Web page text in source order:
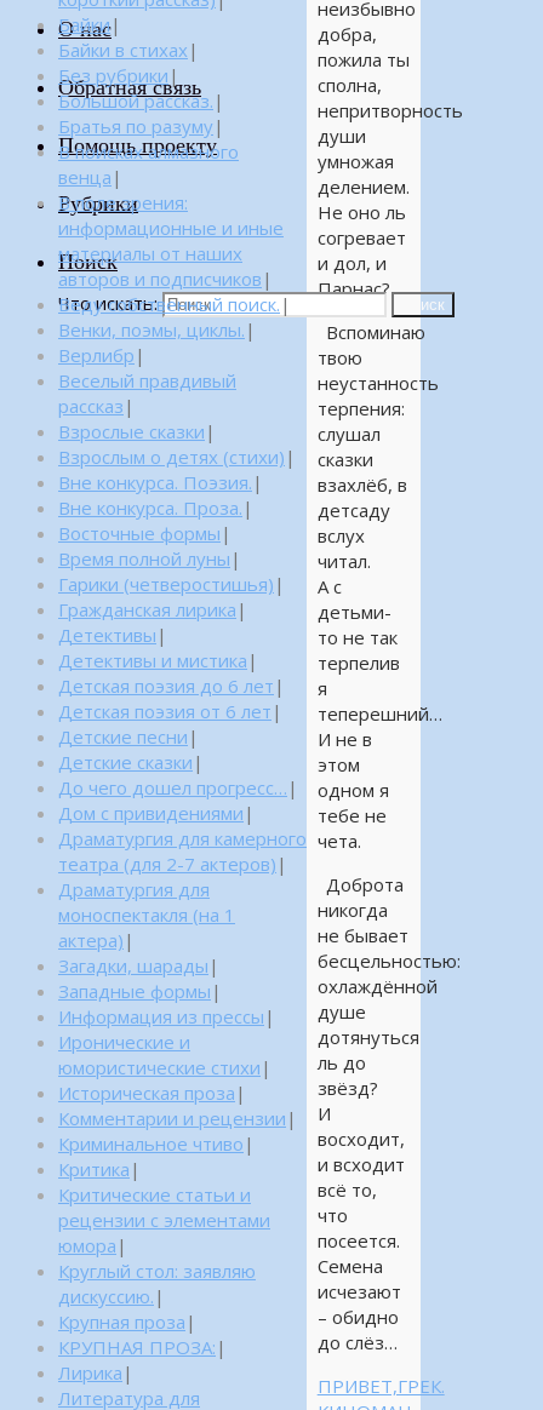
О нас
Обратная связь
Помощь проекту
Рубрики
Поиск
Что искать: Поиск
неизбывно
добра,
пожила ты
сполна,
непритворность
души
умножая
делением.
Не оно ль
согревает
и дол, и
Парнас?
Вспоминаю
твою
неустанность
терпения:
слушал
сказки
взахлёб, в
детсаду
вслух
читал.
А с
детьми-
то не так
терпелив
я
теперешний…
И не в
этом
одном я
тебе не
чета.
Доброта
никогда
не бывает
бесцельностью:
охлаждённой
душе
дотянуться
ль до
звёзд?
И
восходит,
и всходит
всё то,
что
посеется.
Семена
исчезают
– обидно
до слёз…
ПРИВЕТ,ГРЕК.
Байки|
Байки в стихах |
Без рубрики |
Большой рассказ. |
Братья по разуму|
В поисках алмазного
венца |
В поле зрения:
информационные и иные
материалы от наших
авторов и подписчиков |
Веду собственный поиск. |
Венки, поэмы, циклы. |
Верлибр |
Веселый правдивый
рассказ |
Взрослые сказки |
Взрослым о детях (стихи) |
Вне конкурса. Поэзия. |
Вне конкурса. Проза. |
Восточные формы |
Время полной луны |
Гарики (четверостишья) |
Гражданская лирика |
Детективы |
Детективы и мистика |
Детская поэзия до 6 лет |
Детская поэзия от 6 лет |
Детские песни |
Детские сказки |
До чего дошел прогресс… |
Дом с привидениями |
Драматургия для камерного
театра (для 2-7 актеров) |
Драматургия для
моноспектакля (на 1
актера) |
Загадки, шарады |
Западные формы |
Информация из прессы |
Иронические и
юмористические стихи |
Историческая проза |
Комментарии и рецензии |
Криминальное чтиво |
Критика |
Критические статьи и
рецензии с элементами
юмора |
Круглый стол: заявляю
дискуссию. |
Крупная проза |
КРУПНАЯ ПРОЗА: |
Лирика |
Литература для